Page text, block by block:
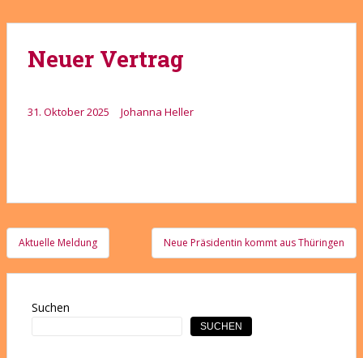
Neuer Vertrag
31. Oktober 2025 Johanna Heller
Beitragsnavigation
Aktuelle Meldung Neue Präsidentin kommt aus Thüringen
Suchen
SUCHEN